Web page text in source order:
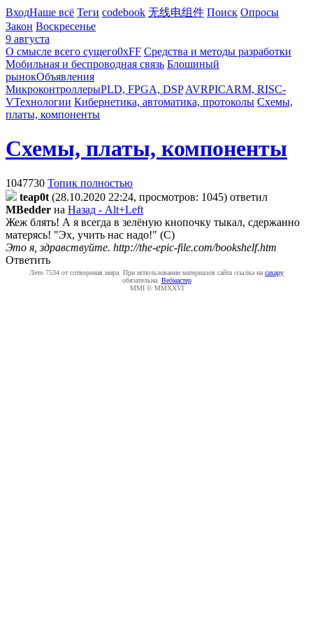
ВходНаше всё Теги codebook 无线电组件 Поиск Опросы
Закон Воскресенье
9 августа
О смысле всего сущего0xFF Средства и методы разработки
Мобильная и беспроводная связь Блошиный
рынокОбъявления
МикроконтроллерыPLD, FPGA, DSP AVRPICARM, RISC-
VТехнологии Кибернетика, автоматика, протоколы Схемы,
платы, компоненты
Схемы, платы, компоненты
1047730 Топик полностью
teap0t (28.10.2020 22:24, просмотров: 1045) ответил
MBedder на Назад - Alt+Left
Жеж блять! А я всегда в зелёную кнопочку тыкал, сдержанно
матерясь! "Эх, учить нас надо!" (С)
Это я, здравствуйте. http://the-epic-file.com/bookshelf.htm
Ответить
Лето 7534 от сотворения мира. При использовании материалов сайта ссылка на caxapу
обязательна. Вебмастер
MMI © MMXXVI